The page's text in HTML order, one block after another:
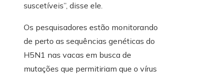
suscetíveis”, disse ele.
Os pesquisadores estão monitorando
de perto as sequências genéticas do
H5N1 nas vacas em busca de
mutações que permitiriam que o vírus